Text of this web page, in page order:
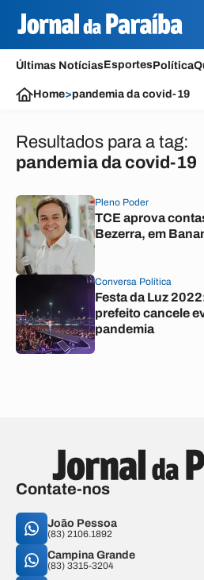
Últimas NotíciasEsportesPolítica
Home>pandemia da covid-19
Resultados para a tag:
pandemia da covid-19
Pleno Poder
TCE aprova
Bezerra, em
Conversa Política
Festa da Luz
prefeito cancele
pandemia
Contate-nos
João Pessoa
(83) 2106.1892
Campina Grande
(83) 3315-3204